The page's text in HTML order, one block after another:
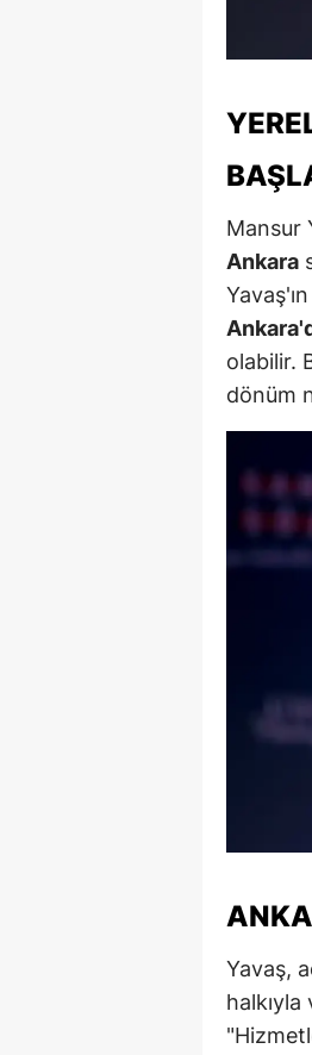
Mansur
Ankara
olabilir.
dönüm
Yavaş,